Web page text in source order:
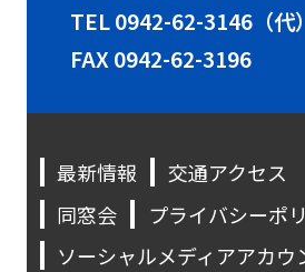
TEL0942-62-3146（代）
FAX 0942-62-3196
最新情報
交通アクセス
同窓会
プライバシーポ
ソーシャルメディアアカウ